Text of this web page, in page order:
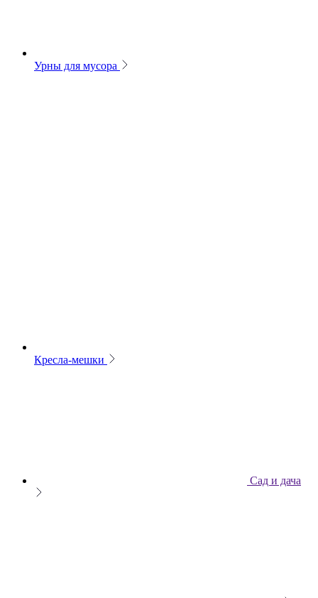
Урны для мусора
Кресла-мешки
Сад и дача